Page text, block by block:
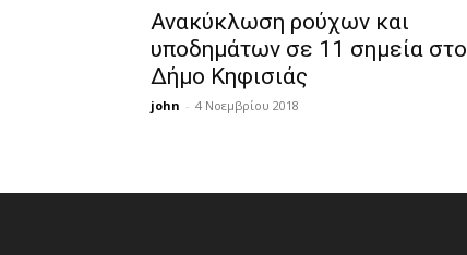
Ανακύκλωση ρούχων και
υποδημάτων σε 11 σημεία στο
Δήμο Κηφισιάς
john - 4 Νοεμβρίου 2018